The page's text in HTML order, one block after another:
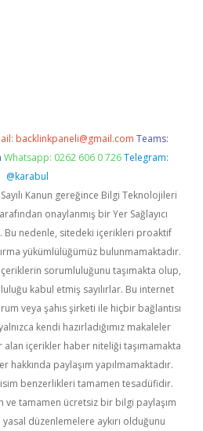
backlinkpaneli@gmail.com Teams:
Whatsapp: 0262 606 0 726 Telegram:
@karabul
Kanun gereğince Bilgi Teknolojileri
onaylanmış bir Yer Sağlayıcı
Bu nedenle, sitedeki içerikleri proaktif
yükümlülüğümüz bulunmamaktadır.
sorumluluğunu taşımakta olup,
kabul etmiş sayılırlar. Bu internet
veya şahıs şirketi ile hiçbir bağlantısı
kendi hazırladığımız makaleler
alan içerikler haber niteliği taşımamakta
hakkında paylaşım yapılmamaktadır.
benzerlikleri tamamen tesadüfidir.
ve tamamen ücretsiz bir bilgi paylaşım
düzenlemelere aykırı olduğunu